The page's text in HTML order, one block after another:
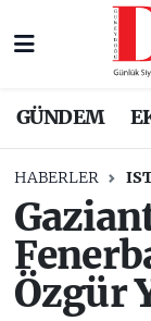
GÜNDEM
HABERLER
Özgür
Nöbetçi
Trafik
Süper
Tüm